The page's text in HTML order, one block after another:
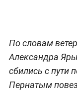
По словам
Александра
сбились с пути
Пернатым